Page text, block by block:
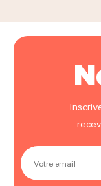
Votre email